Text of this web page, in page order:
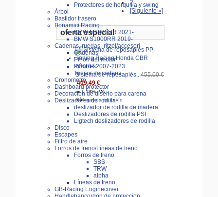
Protectores de horquilla y swing
Árbol
Bastidor trasero
Bonamici Racing
BMW M1000RR 2021-
BMW S1000RR 2019-
Cadenas, ruedas,-ritzel/accesori
Cadenas
Piñón del motor
Piñones
Tensor de cadena
Cronometro
Dashboard protector
Decoración de diseño para carena
Deslizadores de rodilla
deslizador de rodilla de madera
Deslizadores de rodilla PSI
Ligtech deslizadores de rodilla
Disco
Escapes
Filtro de aire
Forros de freno/Líneas de freno
Forros de freno
SBS
TRW
alpha
Líneas de freno
GB-Racing Enginecover
2
[Siguiente »]
oferta especial
Sistema de reposapiés...455.00 €
409.49 €
incl. 19% IVA
másgastos de envío